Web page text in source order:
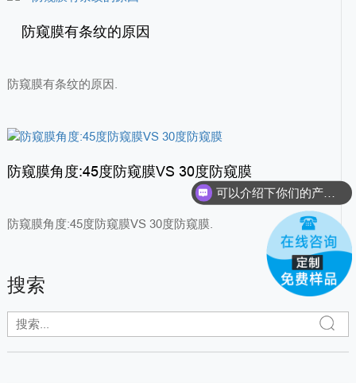
防窥膜有条纹的原因
防窥膜有条纹的原因.
防窥膜角度:45度防窥膜VS 30度防窥膜
防窥膜角度:45度防窥膜VS 30度防窥膜.
搜索
可以介绍下你们的产品么？